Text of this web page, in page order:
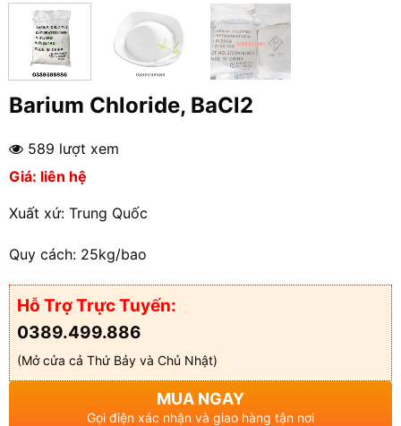
Barium Chloride, BaCl2
589 lượt xem
Giá: liên hệ
Xuất xứ: Trung Quốc
Quy cách: 25kg/bao
Hỗ Trợ Trực Tuyến:
0389.499.886
(Mở cửa cả Thứ Bảy và Chủ Nhật)
MUA NGAY
Gọi điện xác nhận và giao hàng tận nơi